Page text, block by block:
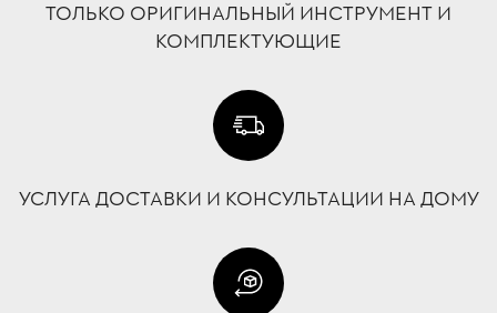
ТОЛЬКО ОРИГИНАЛЬНЫЙ ИНСТРУМЕНТ И
КОМПЛЕКТУЮЩИЕ
УСЛУГА ДОСТАВКИ И КОНСУЛЬТАЦИИ НА ДОМУ